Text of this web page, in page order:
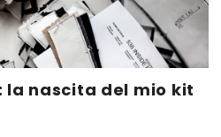
nascita del mio kit